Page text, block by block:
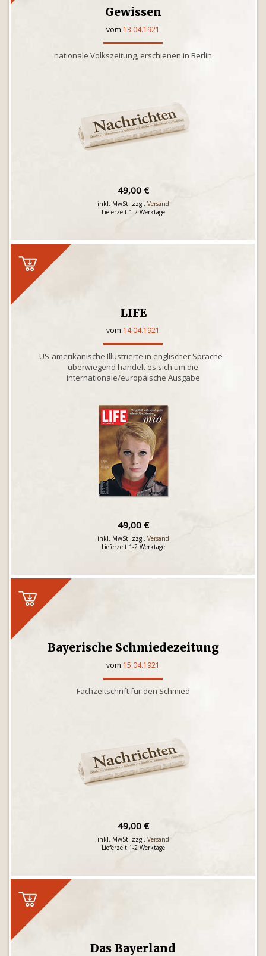
Gewissen
vom 13.04.1921
nationale Volkszeitung, erschienen in Berlin
49,00 €
inkl. MwSt. zzgl. Versand
Lieferzeit 1-2 Werktage
LIFE
vom 14.04.1921
US-amerikanische Illustrierte in englischer Sprache -
überwiegend handelt es sich um die
internationale/europäische Ausgabe
49,00 €
inkl. MwSt. zzgl. Versand
Lieferzeit 1-2 Werktage
Bayerische Schmiedezeitung
vom 15.04.1921
Fachzeitschrift für den Schmied
49,00 €
inkl. MwSt. zzgl. Versand
Lieferzeit 1-2 Werktage
Das Bayerland